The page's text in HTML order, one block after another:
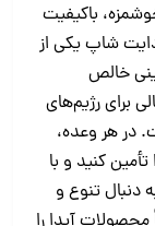
باکیفیت
دایت شاپ یکی از
خالص
برای رژیم‌های
در هر وعده،
تأمین کنید و با
دنبال تنوع و